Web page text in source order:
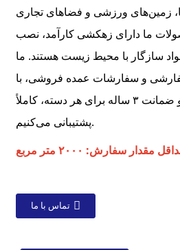
زمین‌های ورزشی و فضاهای تجاری
ما دارای زهکشی کارآمد، نصب
سازگار با محیط زیست هستند. ما
و سفارشات عمده فروشی، با
کنترل کیفیت دقیق و ضمانت ۳ ساله برای هر دسته، کاملاً
پشتیبانی می‌کنیم.
مقدار سفارش: ۲۰۰۰ متر مربع
تماس با ما